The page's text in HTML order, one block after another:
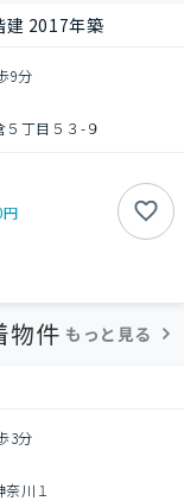
建 2017年築
9分
丁目５３-９
物件 もっと見る
3分
川１